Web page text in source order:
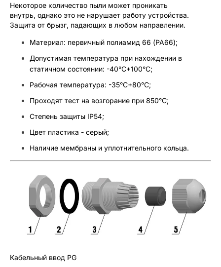
Некоторое количество пыли может проникать
внутрь, однако это не нарушает работу устройства.
Защита от брызг, падающих в любом направлении.
Материал: первичный полиамид 66 (PA66);
Допустимая температура при нахождении в
статичном состоянии: -40°С+100°С;
Рабочая температура: -35°С+80°С;
Проходят тест на возгорание при 850°С;
Степень защиты IP54;
Цвет пластика - серый;
Наличие мембраны и уплотнительного кольца.
Кабельный ввод PG